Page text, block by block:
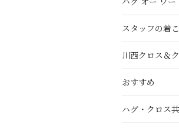
スタッフの着
川西クロス＆
おすすめ
ハグ・クロス